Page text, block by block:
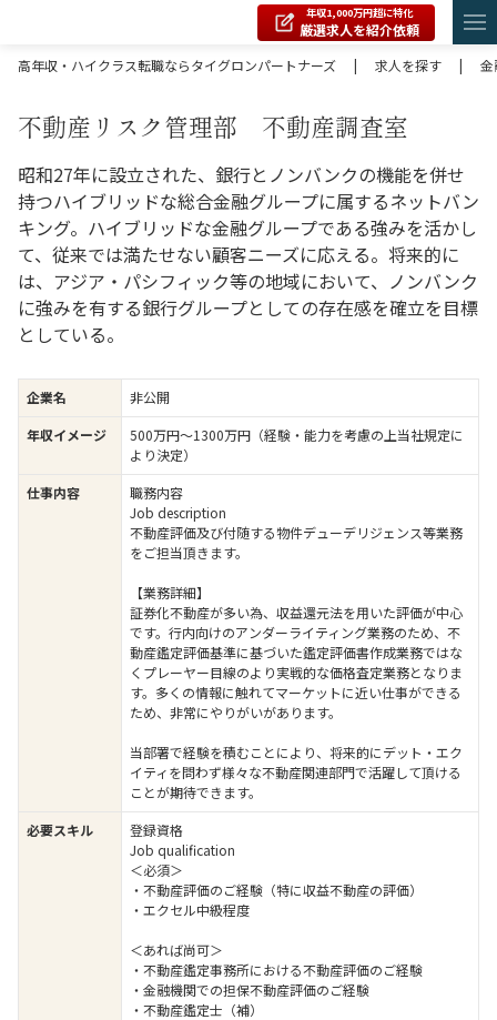
年収1,000万円超に特化
厳選求人を紹介依頼
高年収・ハイクラス転職ならタイグロンパートナーズ
| 求人を探す | 金
不動産リスク管理部 不動産調査室
昭和27年に設立された、銀行とノンバンクの機能を併せ
持つハイブリッドな総合金融グループに属するネットバン
キング。ハイブリッドな金融グループである強みを活かし
て、従来では満たせない顧客ニーズに応える。将来的に
は、アジア・パシフィック等の地域において、ノンバンク
に強みを有する銀行グループとしての存在感を確立を目標
としている。
企業名
非公開
年収イメージ
500万円〜1300万円（経験・能力を考慮の上当社規定に
より決定）
仕事内容
職務内容
Job description
不動産評価及び付随する物件デューデリジェンス等業務
をご担当頂きます。
【業務詳細】
証券化不動産が多い為、収益還元法を用いた評価が中心
です。行内向けのアンダーライティング業務のため、不
動産鑑定評価基準に基づいた鑑定評価書作成業務ではな
くプレーヤー目線のより実戦的な価格査定業務となりま
す。多くの情報に触れてマーケットに近い仕事ができる
ため、非常にやりがいがあります。
当部署で経験を積むことにより、将来的にデット・エク
イティを問わず様々な不動産関連部門で活躍して頂ける
ことが期待できます。
必要スキル
登録資格
Job qualification
＜必須＞
・不動産評価のご経験（特に収益不動産の評価）
・エクセル中級程度
＜あれば尚可＞
・不動産鑑定事務所における不動産評価のご経験
・金融機関での担保不動産評価のご経験
・不動産鑑定士（補）